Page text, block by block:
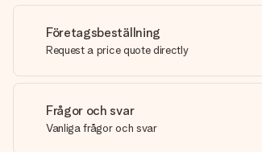
Företagsbeställning
Request a price quote directly
Frågor och svar
Vanliga frågor och svar